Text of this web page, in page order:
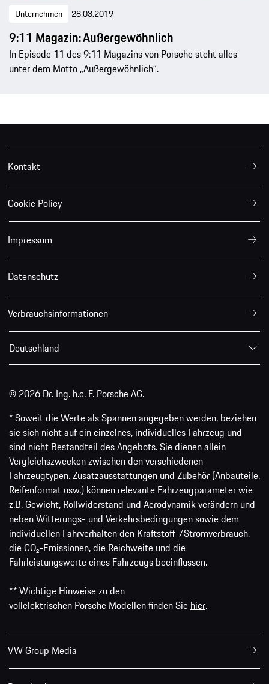
Unternehmen 28.03.2019
9:11 Magazin: Außergewöhnlich
In Episode 11 des 9:11 Magazins von Porsche steht alles
unter dem Motto „Außergewöhnlich“.
Kontakt
Cookie Policy
Impressum
Datenschutz
Verbrauchsinformationen
Deutschland
© 2026 Dr. Ing. h.c. F. Porsche AG.
* Soweit die Werte als Spannen angegeben werden, beziehen
sie sich nicht auf ein einzelnes, individuelles Fahrzeug und
sind nicht Bestandteil des Angebots. Sie dienen allein
Vergleichszwecken zwischen den verschiedenen
Fahrzeugtypen. Zusatzausstattungen und Zubehör (Anbauteile,
Reifenformat usw.) können relevante Fahrzeugparameter wie
z.B. Gewicht, Rollwiderstand und Aerodynamik verändern und
neben Witterungs- und Verkehrsbedingungen sowie dem
individuellen Fahrverhalten den Kraftstoff-/Stromverbrauch,
die CO₂-Emissionen, die Reichweite und die
Fahrleistungswerte eines Fahrzeugs beeinflussen.
** Wichtige Hinweise zu den
vollelektrischen Porsche Modellen finden Sie hier.
VW Group Media